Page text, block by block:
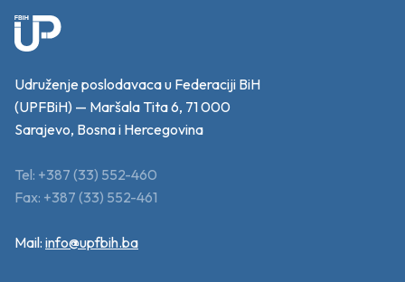
Udruženje poslodavaca u Federaciji BiH
(UPFBiH) — Maršala Tita 6, 71 000
Sarajevo, Bosna i Hercegovina
Tel: +387 (33) 552-460
Fax: +387 (33) 552-461
Mail: info@upfbih.ba